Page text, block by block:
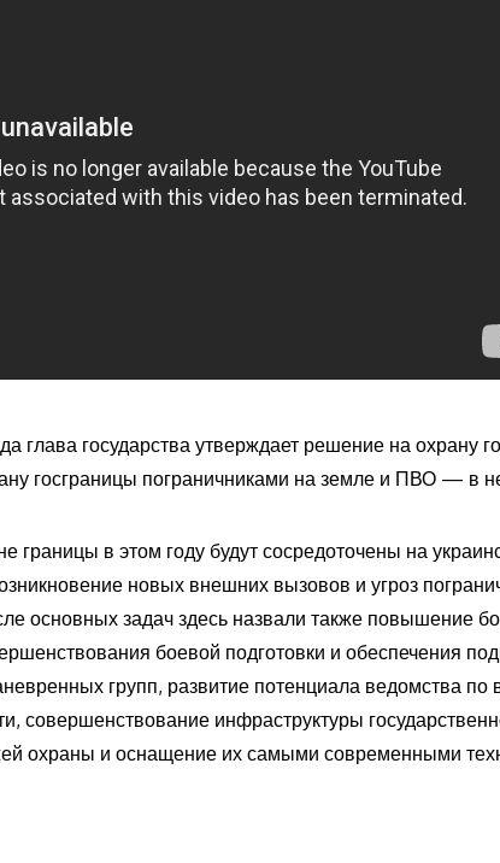
глава государства утверждает решение на охрану
госграницы пограничниками на земле и ПВО — в
границы в этом году будут сосредоточены на
новых внешних вызовов и угроз
основных задач здесь назвали также повышение
боевой подготовки и обеспечения
групп, развитие потенциала ведомства
совершенствование инфраструктуры
охраны и оснащение их самыми современными